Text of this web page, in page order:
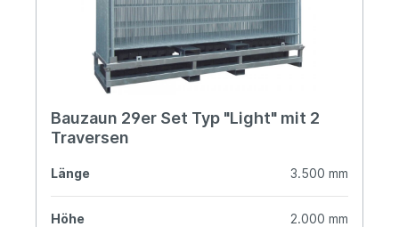
Bauzaun 29er Set Typ "Light" mit 2
Traversen
Länge 3.500 mm
Höhe 2.000 mm